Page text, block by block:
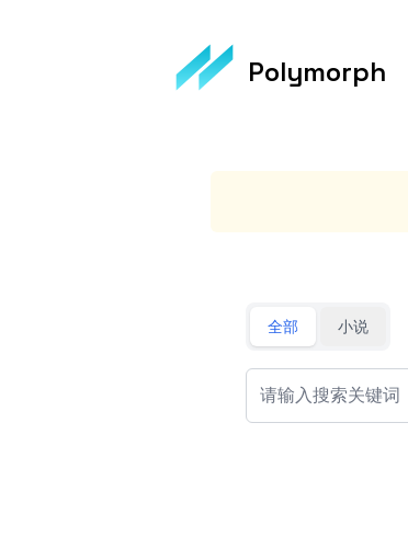
Polymorph
全部 小说